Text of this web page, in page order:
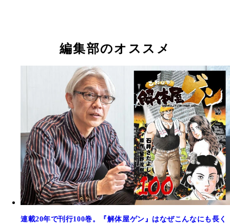
編集部のオススメ
連載20年で刊行100巻。『解体屋ゲン』はなぜこんなにも長く